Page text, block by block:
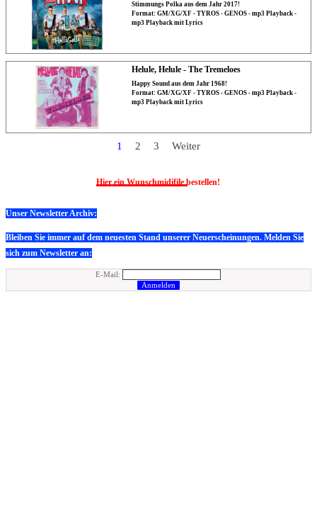
Stimmungs Polka aus dem Jahr 2017!
Format: GM/XG/XF - TYROS - GENOS - mp3 Playback -
mp3 Playback mit Lyrics
Helule, Helule - The Tremeloes
Happy Sound aus dem Jahr 1968!
Format: GM/XG/XF - TYROS - GENOS - mp3 Playback -
mp3 Playback mit Lyrics
Aktuelle Seite:
1 Gehen Sie zu Seite:
2 Gehen Sie zu Seite:
3 Weiter
Hier ein Wunschmidifile bestellen!
Unser Newsletter Archiv:
Bleiben Sie immer auf dem neuesten Stand unserer Neuerscheinungen. Melden Sie
sich zum Newsletter an:
E-Mail: